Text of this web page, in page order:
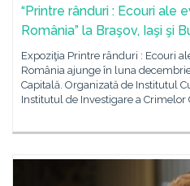
“Printre rânduri : Ecouri ale
România” la Braşov, Iaşi şi
Expoziţia Printre rânduri : Ecouri
România ajunge în luna
Capitală. Organizată de Institutul
Institutul de Investigare a